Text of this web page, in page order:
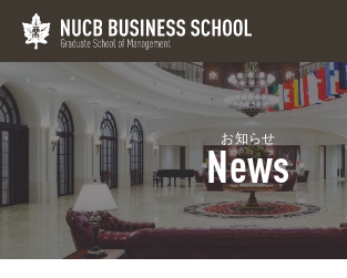
お知らせ
News